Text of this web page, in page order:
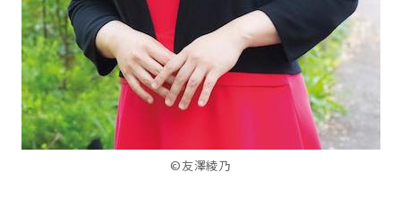
©友澤綾乃